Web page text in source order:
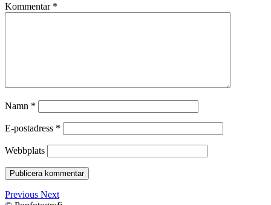
Kommentar *
Namn *
E-postadress *
Webbplats
Previous Next